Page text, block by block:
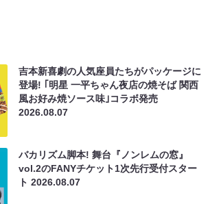
吉本新喜劇の人気座員たちがパッケージに
登場! ｢明星 一平ちゃん夜店の焼そば 関西
風お好み焼ソース味｣コラボ発売
2026.08.07
バカリズム脚本! 舞台『ノンレムの窓』
vol.2のFANYチケット1次先行受付スター
ト2026.08.07